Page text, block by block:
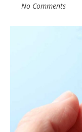
No Comments